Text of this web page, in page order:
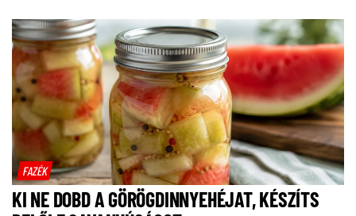
FAZÉK
KI NE DOBD A GÖRÖGDINNYEHÉJAT, KÉSZÍTS